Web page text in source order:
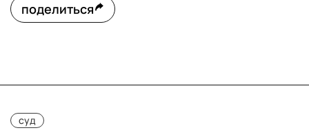
поделиться
суд